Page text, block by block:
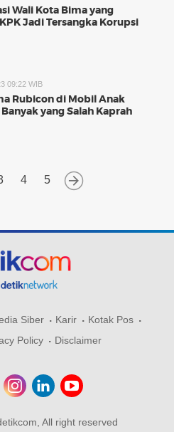
Wali Kota Bima yang
Jadi Tersangka Korupsi
09:22 WIB
Rubicon di Mobil Anak
yang Salah Kaprah
4 5
Siber Karir
Kotak Pos
Policy Disclaimer
All right reserved